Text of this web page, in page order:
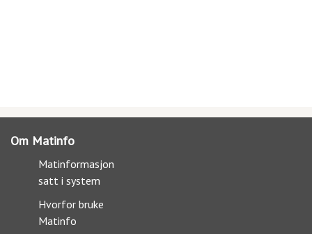
Om Matinfo
Matinformasjon
satt i system
Hvorfor bruke
Matinfo